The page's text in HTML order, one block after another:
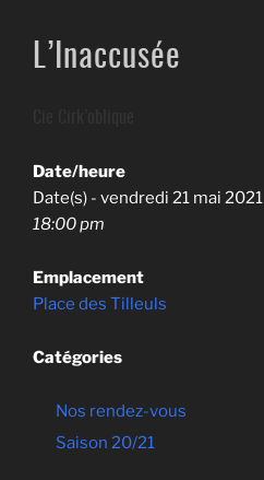
L’Inaccusée
Date/heure
Date(s) - vendredi 21 mai 2021
18:00 pm
Emplacement
Place des Tilleuls
Catégories
Nos rendez-vous
Saison 20/21